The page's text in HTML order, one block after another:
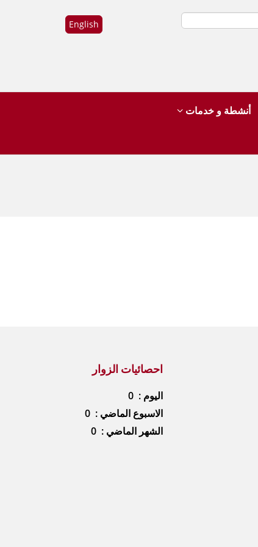
English
أنشطة و خدمات
احصائيات الزوار
اليوم : 0
الاسبوع الماضي : 0
الشهر الماضي : 0